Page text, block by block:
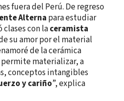
fuera del Perú. De regreso
Alterna para estudiar
con laceramista
su amor por el material
de la cerámica
materializar, a
conceptos intangibles
y cariño”, explica